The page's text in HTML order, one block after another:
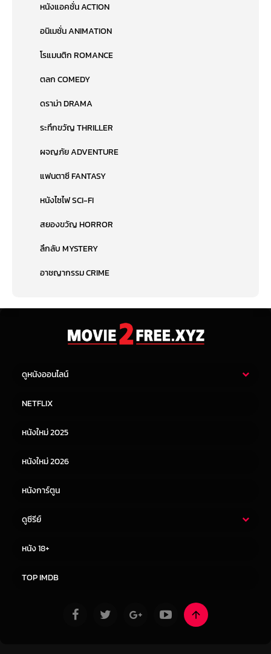
หนังแอคชั่น ACTION
อนิเมชั่น ANIMATION
โรแมนติก ROMANCE
ตลก COMEDY
ดราม่า DRAMA
ระทึกขวัญ THRILLER
ผจญภัย ADVENTURE
แฟนตาซี FANTASY
หนังไซไฟ SCI-FI
สยองขวัญ HORROR
ลึกลับ MYSTERY
อาชญากรรม CRIME
ดูหนังออนไลน์
หนังจีน
NETFLIX
หนังใหม่ 2025
หนังใหม่ 2026
หนังการ์ตูน
ดูซีรีย์
หนัง 18+
TOP IMDB